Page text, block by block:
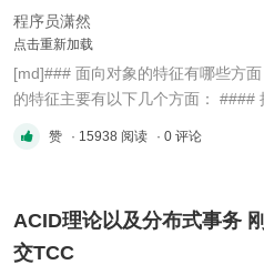
程序员潇然
点击重新加载
[md]### 面向对象的特征有哪些方面？ 面向对
的特征主要有以下几个方面： #### 抽象： 抽象
包括数据抽象和行为抽象两方面。 抽象只关注对
息创建新类的过程。提供继承信息
赞 · 15938 阅读 · 0 评论
ACID理论以及分布式事务
交TCC